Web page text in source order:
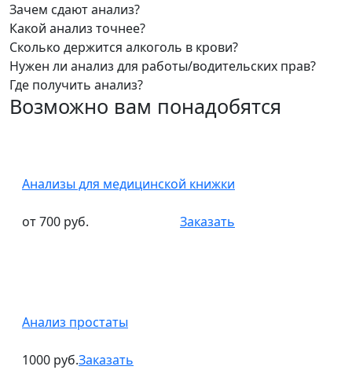
Зачем сдают анализ?
Какой анализ точнее?
Сколько держится алкоголь в крови?
Нужен ли анализ для работы/водительских прав?
Где получить анализ?
Возможно вам понадобятся
Анализы для медицинской книжки
от 700 руб. Заказать
Анализ простаты
1000 руб.Заказать